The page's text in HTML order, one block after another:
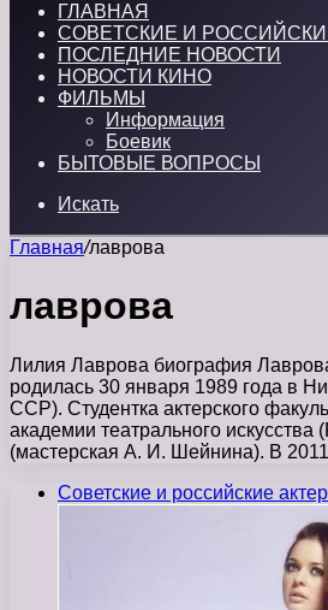
ГЛАВНАЯ
СОВЕТСКИЕ И
ПОСЛЕДНИЕ НОВОСТИ
НОВОСТИ КИНО
ФИЛЬМЫ
Информация
Боевик
БЫТОВЫЕ ВОПРОСЫ
Искать
Главная/лаврова
лаврова
Лилия Лаврова биография
родилась 30 января 1989 года в
ССР). Студентка актерского
академии театрального
(мастерская А. И. Шейнина). В
Советские и российские